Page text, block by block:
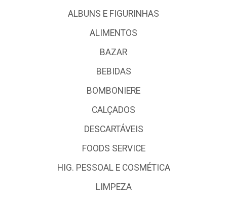
ALBUNS E FIGURINHAS
ALIMENTOS
BAZAR
BEBIDAS
BOMBONIERE
CALÇADOS
DESCARTÁVEIS
FOODS SERVICE
HIG. PESSOAL E COSMÉTICA
LIMPEZA